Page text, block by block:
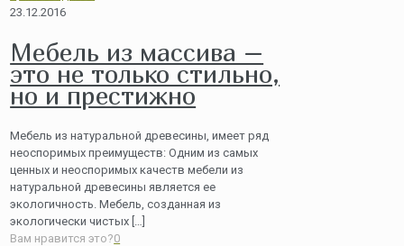
23.12.2016
Мебель из массива –
это не только стильно,
но и престижно
Мебель из натуральной древесины, имеет ряд
неоспоримых преимуществ: Одним из самых
ценных и неоспоримых качеств мебели из
натуральной древесины является ее
экологичность. Мебель, созданная из
экологически чистых
Вам нравится это?0